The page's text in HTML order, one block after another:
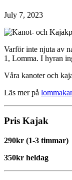
July 7, 2023
Varför inte njuta av
1, Lomma. I hyran
Våra kanoter och
Läs mer på
Pris Kajak
290kr (1-3 timmar)
350kr heldag